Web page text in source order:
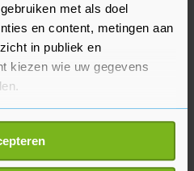
met als doel
en content, metingen aan
in publiek en
kiezen wie uw gegevens
ook graag:
over uw geografische
meter nauwkeurig kan zijn
krachtigste en bereikte
vijf toen die aan
storm zoals gebruikelijk
Katrina in 2005
om een storm van de